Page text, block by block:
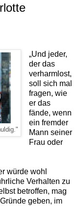
„Und jeder,
der das
verharmlost,
soll sich mal
fragen, wie
er das
fände, wenn
ein fremder
Mann seiner
Frau oder
würde wohl
Verhalten zu
betroffen, mag
geben, im